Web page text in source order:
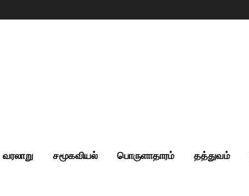
வரலாறு சமூகவியல் பொருளாதாரம் தத்துவம்